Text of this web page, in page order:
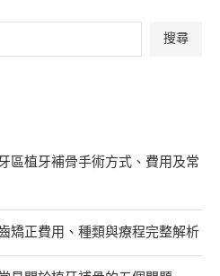
搜尋
區植牙補骨手術方式、費用及常
矯正費用、種類與療程完整解析